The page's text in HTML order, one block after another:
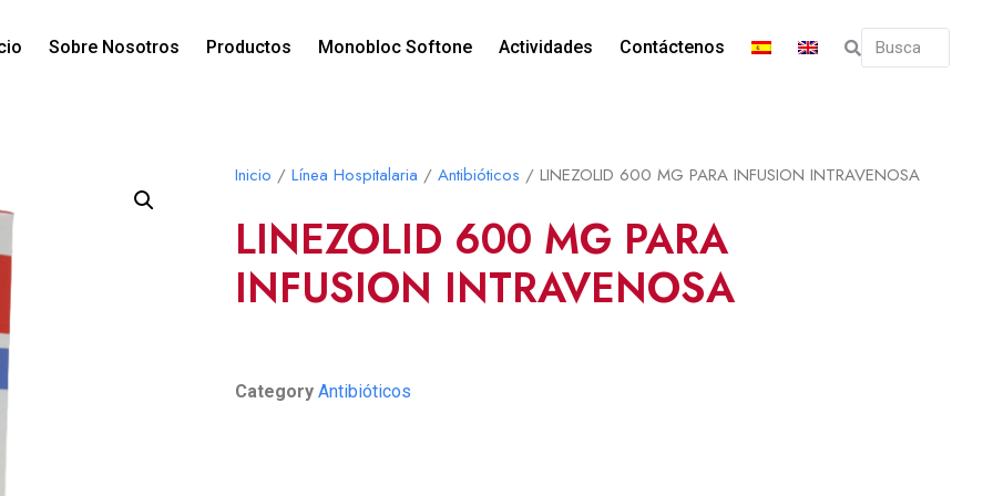
Sobre Nosotros Productos Monobloc Softone Actividades Contáctenos
Inicio /Línea Hospitalaria /Antibióticos / LINEZOLID 600 MG PARA INFUSION INTRAVENOSA
LINEZOLID 600 MG PARA
INFUSION INTRAVENOSA
Category Antibióticos